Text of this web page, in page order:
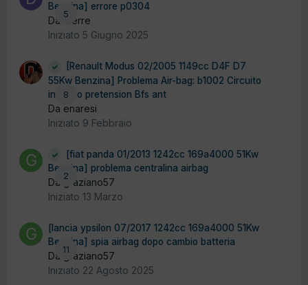
5
Benzina] errore p0304
Da dierre
Iniziato 5 Giugno 2025
8
[Renault Modus 02/2005 1149cc D4F D7
55Kw Benzina] Problema Air-bag: b1002 Circuito
innesco pretension Bfs ant
Da enaresi
Iniziato 9 Febbraio
2
[fiat panda 01/2013 1242cc 169a4000 51Kw
Benzina] problema centralina airbag
Da graziano57
Iniziato 13 Marzo
11
[lancia ypsilon 07/2017 1242cc 169a4000 51Kw
Benzina] spia airbag dopo cambio batteria
Da graziano57
Iniziato 22 Agosto 2025